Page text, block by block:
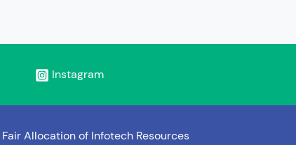
Instagram
Fair Allocation of Infotech Resources